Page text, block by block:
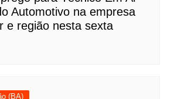
Automotivo na empresa
e região nesta sexta
(BA)